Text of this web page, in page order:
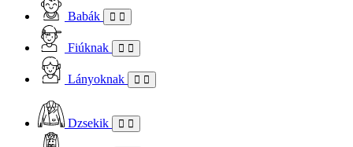
Babák
Fiúknak
Lányoknak
Dzsekik